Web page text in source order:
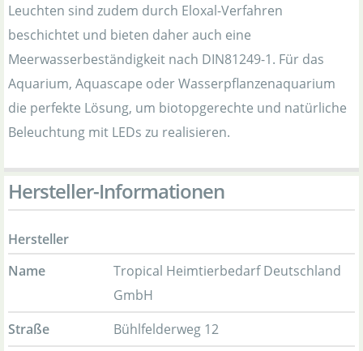
Leuchten sind zudem durch Eloxal-Verfahren
beschichtet und bieten daher auch eine
Meerwasserbeständigkeit nach DIN81249-1. Für das
Aquarium, Aquascape oder Wasserpflanzenaquarium
die perfekte Lösung, um biotopgerechte und natürliche
Beleuchtung mit LEDs zu realisieren.
Hersteller-Informationen
Hersteller
Name
Tropical Heimtierbedarf Deutschland
GmbH
Straße
Bühlfelderweg 12